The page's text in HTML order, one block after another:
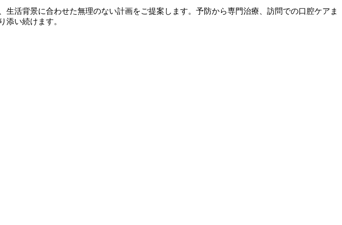
活背景に合わせた無理のない計画をご提案します。予防から専門治療、訪問での口腔ケアま
添い続けます。